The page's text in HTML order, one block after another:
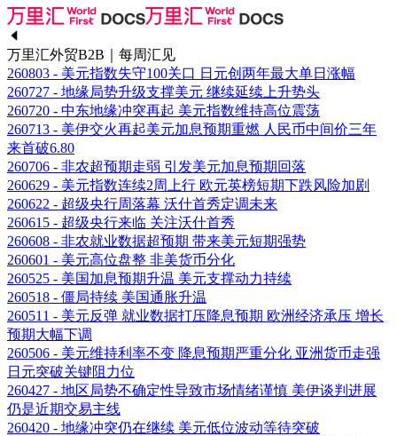
万里汇外贸B2B｜每周汇见
260803 - 美元指数失守100关口 日元创两年最大单日涨幅
260727 - 地缘局势升级支撑美元 继续延续上升势头
260720 - 中东地缘冲突再起 美元指数维持高位震荡
260713 - 美伊交火再起美元加息预期重燃 人民币中间价三年
来首破6.80
260706 - 非农超预期走弱 引发美元加息预期回落
260629 - 美元指数连续2周上行 欧元英榜短期下跌风险加剧
260622 - 超级央行周落幕 沃什首秀定调未来
260615 - 超级央行来临 关注沃什首秀
260608 - 非农就业数据超预期 带来美元短期强势
260601 - 美元高位盘整 非美货币分化
260525 - 美国加息预期升温 美元支撑动力持续
260518 - 僵局持续 美国通胀升温
260511 - 美元反弹 就业数据打压降息预期 欧洲经济承压 增长
预期大幅下调
260506 - 美元维持利率不变 降息预期严重分化 亚洲货币走强
日元突破关键阻力位
260427 - 地区局势不确定性导致市场情绪谨慎 美伊谈判进展
仍是近期交易主线
260420 - 地缘冲突仍在继续 美元低位波动等待突破